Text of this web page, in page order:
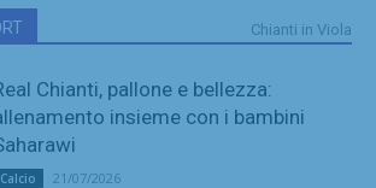
Chianti in Viola
Chianti, pallone e bellezza:
insieme con i bambini
Calcio 21/07/2026